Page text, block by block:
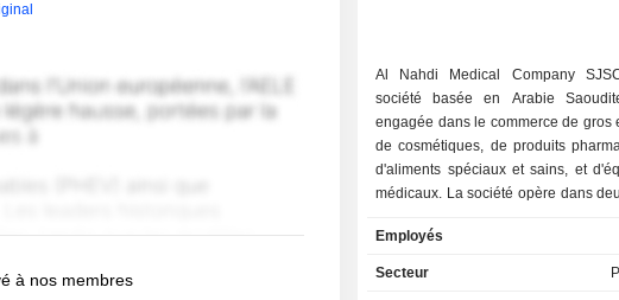
à nos membres
Al Nahdi Medical Company
société basée en Arabie
engagée dans le commerce de gros
de cosmétiques, de produits
d'aliments spéciaux et sains, et
médicaux. La société opère dans
également des cliniques médicales
par l'intermédiaire de l'une de ses
Employés
Secteur